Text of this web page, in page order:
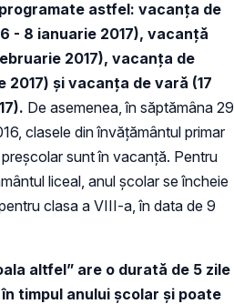
astfel: vacanţa de
- 8 ianuarie 2017), vacanţă
2017), vacanţa de
2017) şi vacanţa de vară (17
De asemenea, în săptămâna 29
clasele din învăţământul primar
sunt în vacanţă. Pentru
liceal, anul şcolar se încheie
clasa a VIII-a, în data de 9
altfel” are o durată de 5 zile
timpul anului şcolar şi poate